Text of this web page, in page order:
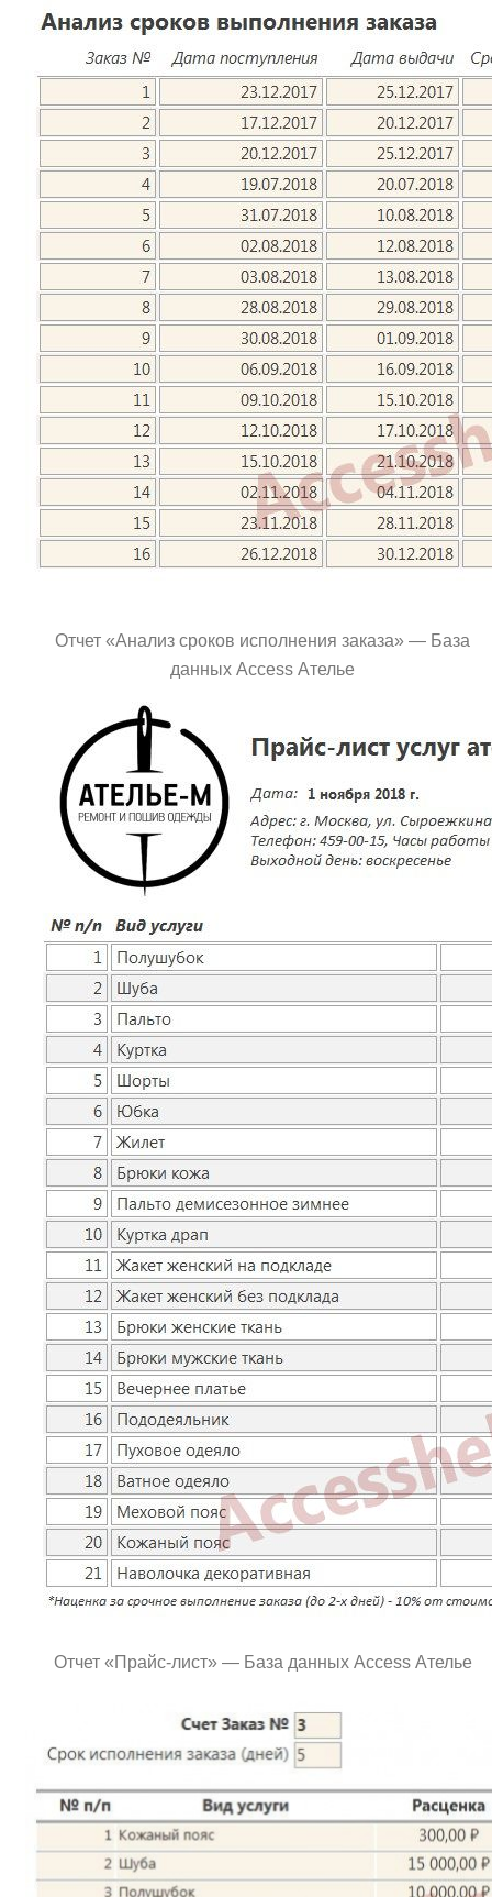
Отчет «Анализ сроков исполнения заказа» — База
данных Access Ателье
Отчет «Прайс-лист» — База данных Access Ателье